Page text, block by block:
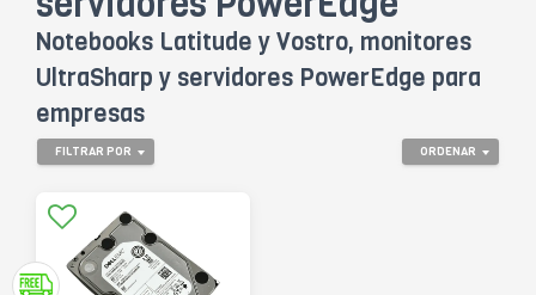
Notebooks Latitude y Vostro, monitores
UltraSharp y servidores PowerEdge para
empresas
ORDENAR
FILTRAR POR